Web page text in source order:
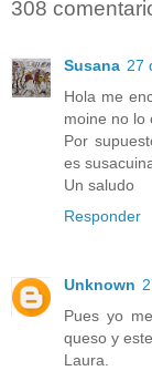
308
Susana 27
Hola me
moine no lo
Por
es
Un saludo
Responder
Unknown
Pues yo
queso y
Laura.